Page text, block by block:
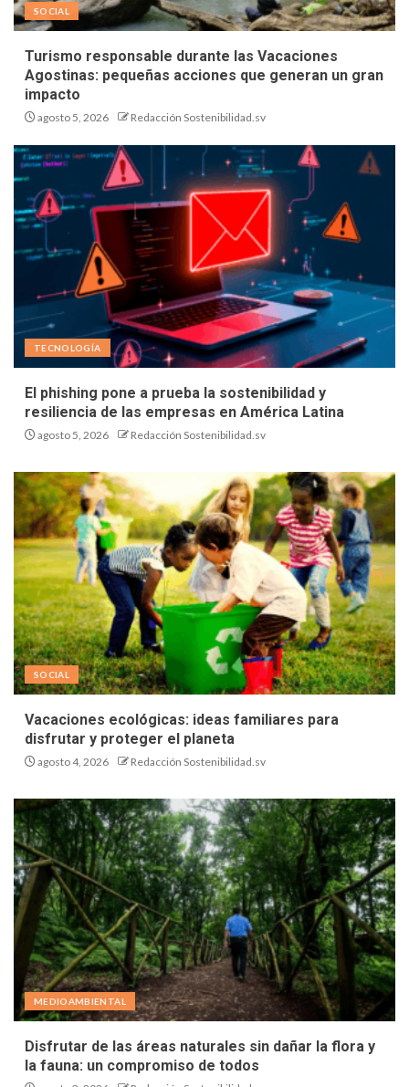
SOCIAL
Turismo responsable durante las Vacaciones
Agostinas: pequeñas acciones que generan un gran
impacto
agosto 5, 2026 Redacción Sostenibilidad.sv
TECNOLOGÍA
El phishing pone a prueba la sostenibilidad y
resiliencia de las empresas en América Latina
agosto 5, 2026 Redacción Sostenibilidad.sv
SOCIAL
Vacaciones ecológicas: ideas familiares para
disfrutar y proteger el planeta
agosto 4, 2026 Redacción Sostenibilidad.sv
MEDIOAMBIENTAL
Disfrutar de las áreas naturales sin dañar la flora y
la fauna: un compromiso de todos